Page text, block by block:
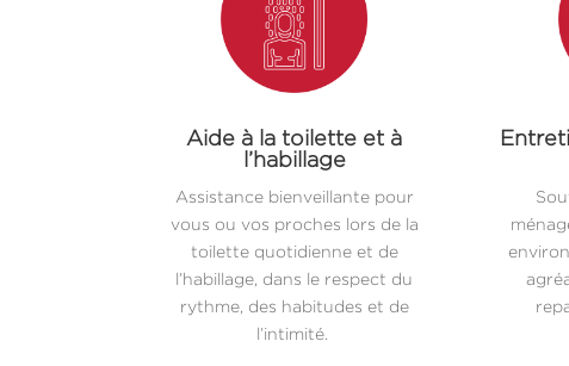
Aide à la toilette et à
l’habillage
Assistance bienveillante pour
vous ou vos proches lors de la
toilette quotidienne et de
l’habillage, dans le respect du
rythme, des habitudes et de
l’intimité.